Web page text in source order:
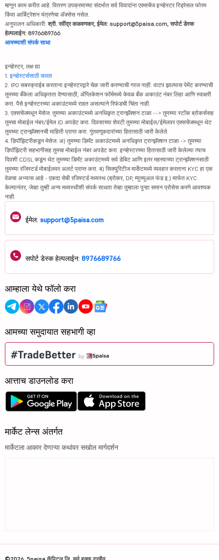
म्हणून काम करीत आहे. वितरण उपक्रमाच्या संदर्भात सर्व विवादांना एक्सचेंज इन्व्हेस्टर रिड्रेसल फोरम
किंवा आर्बिट्रेशन यंत्रणेचा ॲक्सेस नसेल.
अनुपालन अधिकारी: श्री. रवींद्र कळवणकर, ईमेल: support@5paisa.com, सपोर्ट डेस्क
हेल्पलाईन: 8976689766
आमच्याशी संपर्क साधा
इन्व्हेस्टर, लक्ष द्या
1. इन्व्हेस्टर्ससाठी सल्ला
2. IPO सबस्क्राईब करताना इन्व्हेस्टरद्वारे चेक जारी करण्याची गरज नाही. वाटप झाल्यास पेमेंट करण्याची
तुमच्या बँकेला अधिकृतता देण्यासाठी, ॲप्लिकेशन फॉर्ममध्ये केवळ बँक अकाउंट नंबर लिहा आणि स्वाक्षरी
करा. पैसे इन्व्हेस्टरच्या अकाउंटमध्ये राहत असल्याने रिफंडची चिंता नाही.
3. एक्सचेंजमधून मेसेज: तुमच्या अकाउंटमध्ये अनधिकृत ट्रान्झॅक्शन टाळा --> तुमच्या स्टॉक ब्रोकर्ससह
तुमचा मोबाईल नंबर/ईमेल ID अपडेट करा. दिवसाच्या शेवटी तुमच्या मोबाईल/ईमेलवर एक्सचेंजमधून थेट
तुमच्या ट्रान्झॅक्शनची माहिती प्राप्त करा. गुंतवणूकदारांच्या हितासाठी जारी केलेले.
4. डिपॉझिटरीकडून मेसेज: अ) तुमच्या डिमॅट अकाउंटमध्ये अनधिकृत ट्रान्झॅक्शन टाळा -> तुमच्या
डिपॉझिटरी सहभागीसह तुमचा मोबाईल नंबर अपडेट करा. इन्व्हेस्टरच्या हितासाठी जारी केलेल्या त्याच
दिवशी CDSL कडून थेट तुमच्या डिमॅट अकाउंटमध्ये सर्व डेबिट आणि इतर महत्त्वाच्या ट्रान्झॅक्शनसाठी
तुमच्या रजिस्टर्ड मोबाईलवर अलर्ट प्राप्त करा. ब) सिक्युरिटीज मार्केटमध्ये व्यवहार करताना KYC हा एक
वेळचा अभ्यास आहे - एकदा सेबी रजिस्टर्ड मध्यस्थ (ब्रोकर, DP, म्युच्युअल फंड इ.) मार्फत KYC
केल्यानंतर, जेव्हा तुम्ही अन्य मध्यस्थीशी संपर्क साधता तेव्हा तुम्हाला पुन्हा समान प्रोसेस करणे आवश्यक
नाही.
ईमेल: support@5paisa.com
सपोर्ट डेस्क हेल्पलाईन: 8976689766
आम्हाला येथे फॉलो करा
आमच्या समुदायात सहभागी व्हा
आत्ताच डाउनलोड करा
मार्केट लेन्स अंतर्गत
मार्केटला आकार देणाऱ्या कथांवर सखोल मार्गदर्शन